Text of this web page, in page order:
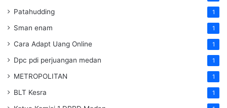
Patahudding 1
Sman enam 1
Cara Adapt Uang Online 1
Dpc pdi perjuangan medan 1
METROPOLITAN 1
BLT Kesra 1